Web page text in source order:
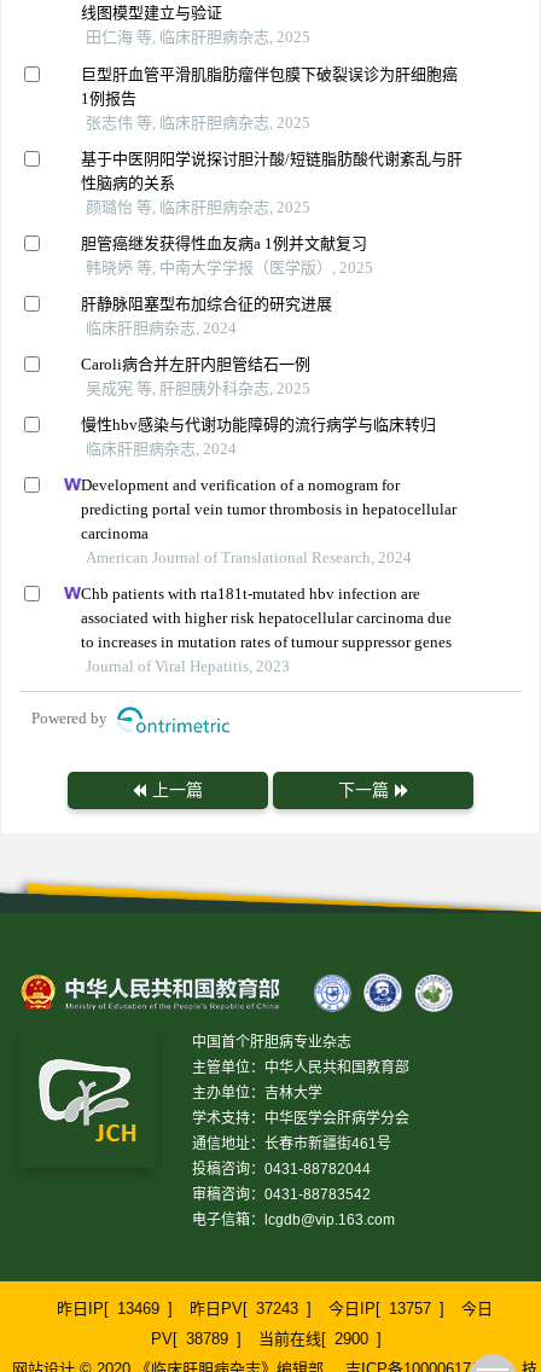
线图模型建立与验证
田仁海 等, 临床肝胆病杂志, 2025
巨型肝血管平滑肌脂肪瘤伴包膜下破裂误诊为肝细胞癌
1例报告
张志伟 等, 临床肝胆病杂志, 2025
基于中医阴阳学说探讨胆汁酸/短链脂肪酸代谢紊乱与肝
性脑病的关系
颜璐怡 等, 临床肝胆病杂志, 2025
胆管癌继发获得性血友病a 1例并文献复习
韩晓婷 等, 中南大学学报（医学版）, 2025
肝静脉阻塞型布加综合征的研究进展
临床肝胆病杂志, 2024
Caroli病合并左肝内胆管结石一例
吴成宪 等, 肝胆胰外科杂志, 2025
慢性hbv感染与代谢功能障碍的流行病学与临床转归
临床肝胆病杂志, 2024
Development and verification of a nomogram for
predicting portal vein tumor thrombosis in hepatocellular
carcinoma
American Journal of Translational Research, 2024
Chb patients with rta181t-mutated hbv infection are
associated with higher risk hepatocellular carcinoma due
to increases in mutation rates of tumour suppressor genes
Journal of Viral Hepatitis, 2023
Powered by
上一篇 下一篇
中国首个肝胆病专业杂志
主管单位：中华人民共和国教育部
主办单位：吉林大学
学术支持：中华医学会肝病学分会
通信地址：长春市新疆街461号
投稿咨询：0431-88782044
审稿咨询：0431-88783542
电子信箱：
lcgdb@vip.163.com
昨日IP[ 13469 ] 昨日PV[ 37243 ] 今日IP[ 13757 ]
今日
PV[ 38789 ] 当前在线[ 2900 ]